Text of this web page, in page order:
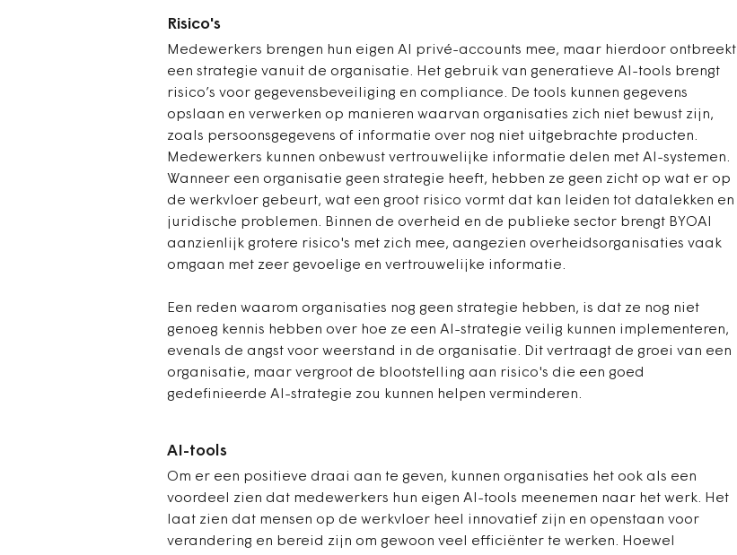
Risico's
Medewerkers brengen hun eigen AI privé-accounts mee, maar hierdoor ontbreekt
een strategie vanuit de organisatie. Het gebruik van generatieve AI-tools brengt
risico’s voor gegevensbeveiliging en compliance. De tools kunnen gegevens
opslaan en verwerken op manieren waarvan organisaties zich niet bewust zijn,
zoals persoonsgegevens of informatie over nog niet uitgebrachte producten.
Medewerkers kunnen onbewust vertrouwelijke informatie delen met AI-systemen.
Wanneer een organisatie geen strategie heeft, hebben ze geen zicht op wat er op
de werkvloer gebeurt, wat een groot risico vormt dat kan leiden tot datalekken en
juridische problemen. Binnen de overheid en de publieke sector brengt BYOAI
aanzienlijk grotere risico's met zich mee, aangezien overheidsorganisaties vaak
omgaan met zeer gevoelige en vertrouwelijke informatie.
Een reden waarom organisaties nog geen strategie hebben, is dat ze nog niet
genoeg kennis hebben over hoe ze een AI-strategie veilig kunnen implementeren,
evenals de angst voor weerstand in de organisatie. Dit vertraagt de groei van een
organisatie, maar vergroot de blootstelling aan risico's die een goed
gedefinieerde AI-strategie zou kunnen helpen verminderen.
AI-tools
Om er een positieve draai aan te geven, kunnen organisaties het ook als een
voordeel zien dat medewerkers hun eigen AI-tools meenemen naar het werk. Het
laat zien dat mensen op de werkvloer heel innovatief zijn en openstaan voor
verandering en bereid zijn om gewoon veel efficiënter te werken. Hoewel